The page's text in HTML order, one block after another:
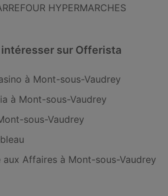
HYPERMARCHES
sur Offerista
à Mont-sous-Vaudrey
à Mont-sous-Vaudrey
sous-Vaudrey
aux Affaires à Mont-sous-Vaudrey